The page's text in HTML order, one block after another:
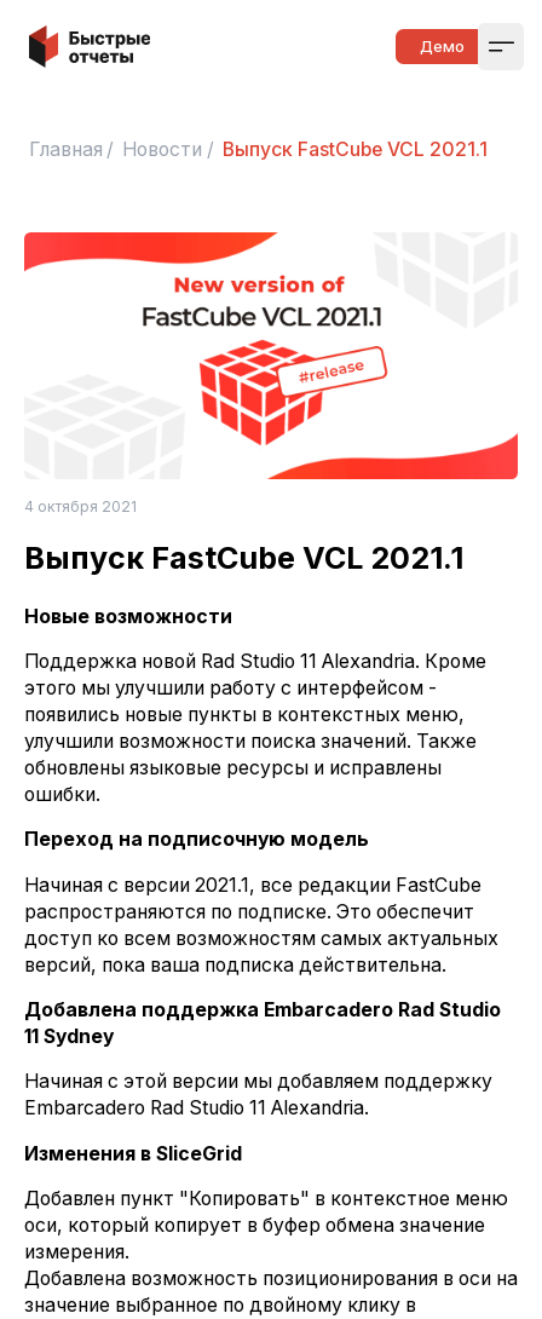
Быстрые отчеты Демо
Главная / Новости / Выпуск FastCube VCL 2021.1
4 октября 2021
Выпуск FastCube VCL 2021.1
Новые возможности
Поддержка новой Rad Studio 11 Alexandria. Кроме
этого мы улучшили работу с интерфейсом -
появились новые пункты в контекстных меню,
улучшили возможности поиска значений. Также
обновлены языковые ресурсы и исправлены
ошибки.
Переход на подписочную модель
Начиная с версии 2021.1, все редакции FastCube
распространяются по подписке. Это обеспечит
доступ ко всем возможностям самых актуальных
версий, пока ваша подписка действительна.
Добавлена поддержка Embarcadero Rad Studio
11 Sydney
Начиная с этой версии мы добавляем поддержку
Embarcadero Rad Studio 11 Alexandria.
Изменения в SliceGrid
Добавлен пункт "Копировать" в контекстное меню
оси, который копирует в буфер обмена значение
измерения.
Добавлена возможность позиционирования в оси на
значение выбранное по двойному клику в